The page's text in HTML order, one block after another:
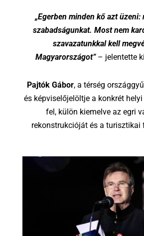
„Egerben minden kő azt üzeni:
szabadságunkat. Most nem
szavazatunkkal kell
Magyarországot”– jelentette
Pajtók Gábor, a térség
és képviselőjelöltje a konkrét
fel, külön kiemelve az egri
rekonstrukcióját és a turisztikai